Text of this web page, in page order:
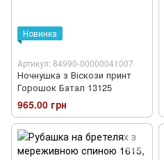
Новинка
Артикул: 84990-00000041007
Ночнушка з Віскози принт
Горошок Батал 13125
965.00 грн